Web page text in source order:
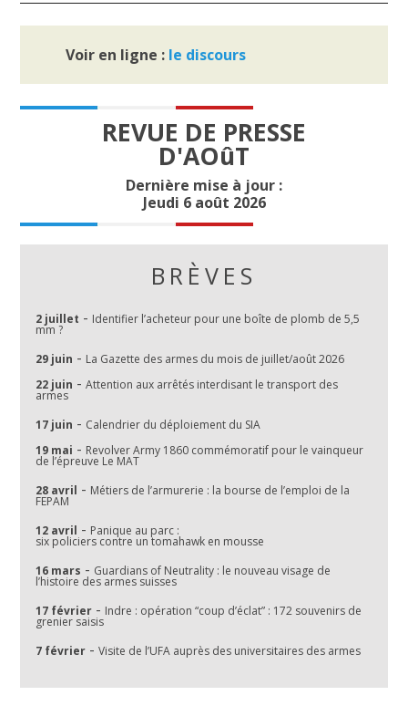
Voir en ligne : le discours
REVUE DE PRESSE
D'AOûT
Dernière mise à jour :
Jeudi 6 août 2026
BRÈVES
2 juillet - Identifier l’acheteur pour une boîte de plomb de 5,5
mm ?
29 juin - La Gazette des armes du mois de juillet/août 2026
22 juin -Attention aux arrêtés interdisant le transport des
armes
17 juin - Calendrier du déploiement du SIA
19 mai - Revolver Army 1860 commémoratif pour le vainqueur
de l’épreuve Le MAT
28 avril - Métiers de l’armurerie : la bourse de l’emploi de la
FEPAM
12 avril - Panique au parc :
six policiers contre un tomahawk en mousse
16 mars - Guardians of Neutrality : le nouveau visage de
l’histoire des armes suisses
17 février - Indre : opération “coup d’éclat” : 172 souvenirs de
grenier saisis
7 février -Visite de l’UFA auprès des universitaires des armes